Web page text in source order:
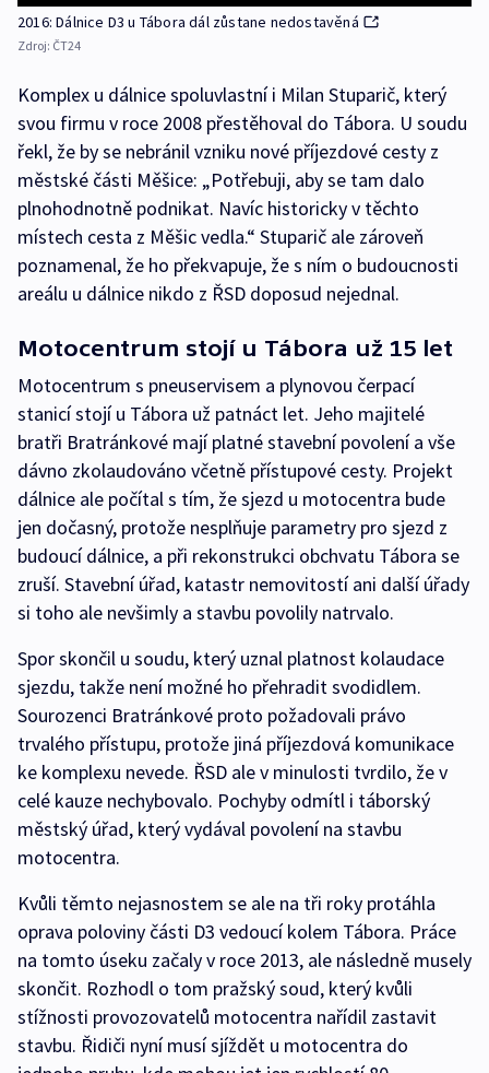
2016: Dálnice D3 u Tábora dál zůstane nedostavěná
Zdroj: ČT24
Komplex u dálnice spoluvlastní i Milan Stuparič, který
svou firmu v roce 2008 přestěhoval do Tábora. U soudu
řekl, že by se nebránil vzniku nové příjezdové cesty z
městské části Měšice: „Potřebuji, aby se tam dalo
plnohodnotně podnikat. Navíc historicky v těchto
místech cesta z Měšic vedla.“ Stuparič ale zároveň
poznamenal, že ho překvapuje, že s ním o budoucnosti
areálu u dálnice nikdo z ŘSD doposud nejednal.
Motocentrum stojí u Tábora už 15 let
Motocentrum s pneuservisem a plynovou čerpací
stanicí stojí u Tábora už patnáct let. Jeho majitelé
bratři Bratránkové mají platné stavební povolení a vše
dávno zkolaudováno včetně přístupové cesty. Projekt
dálnice ale počítal s tím, že sjezd u motocentra bude
jen dočasný, protože nesplňuje parametry pro sjezd z
budoucí dálnice, a při rekonstrukci obchvatu Tábora se
zruší. Stavební úřad, katastr nemovitostí ani další úřady
si toho ale nevšimly a stavbu povolily natrvalo.
Spor skončil u soudu, který uznal platnost kolaudace
sjezdu, takže není možné ho přehradit svodidlem.
Sourozenci Bratránkové proto požadovali právo
trvalého přístupu, protože jiná příjezdová komunikace
ke komplexu nevede. ŘSD ale v minulosti tvrdilo, že v
celé kauze nechybovalo. Pochyby odmítl i táborský
městský úřad, který vydával povolení na stavbu
motocentra.
Kvůli těmto nejasnostem se ale na tři roky protáhla
oprava poloviny části D3 vedoucí kolem Tábora. Práce
na tomto úseku začaly v roce 2013, ale následně musely
skončit. Rozhodl o tom pražský soud, který kvůli
stížnosti provozovatelů motocentra nařídil zastavit
stavbu. Řidiči nyní musí sjíždět u motocentra do